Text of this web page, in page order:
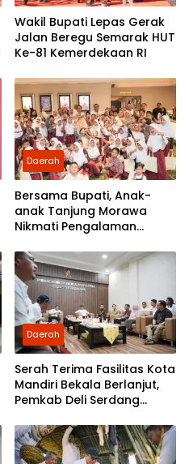
Wakil Bupati Lepas Gerak
Jalan Beregu Semarak HUT
Ke-81 Kemerdekaan RI
Daerah
Bersama Bupati, Anak-
anak Tanjung Morawa
Nikmati Pengalaman
Daerah
Serah Terima Fasilitas Kota
Mandiri Bekala Berlanjut,
Pemkab Deli Serdang